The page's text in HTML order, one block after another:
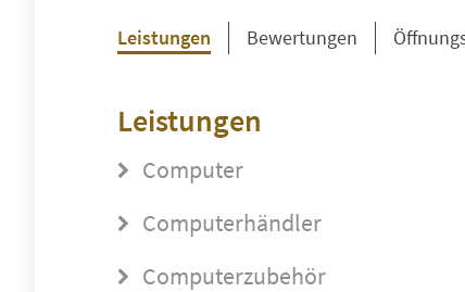
Leistungen Bewertungen
Leistungen
Computer
Computerhändler
Computerzubehör